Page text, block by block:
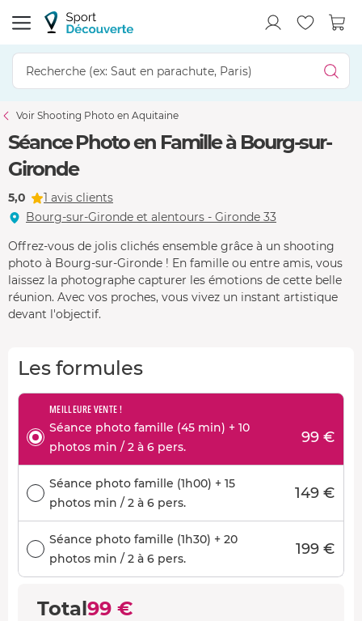
Voir Shooting Photo en Aquitaine
Séance Photo en Famille à Bourg-sur-
Gironde
5,0
1 avis clients
Bourg-sur-Gironde et alentours - Gironde 33
Offrez-vous de jolis clichés ensemble grâce à un shooting
photo à Bourg-sur-Gironde ! En famille ou entre amis, vous
laissez la photographe capturer les émotions de cette belle
réunion. Avec vos proches, vous vivez un instant artistique
devant l'objectif.
Les formules
MEILLEURE VENTE !
Séance photo famille (45 min) + 10
photos min / 2 à 6 pers.
99 €
Séance photo famille (1h00) + 15
photos min / 2 à 6 pers.
149 €
Séance photo famille (1h30) + 20
photos min / 2 à 6 pers.
199 €
Total99 €